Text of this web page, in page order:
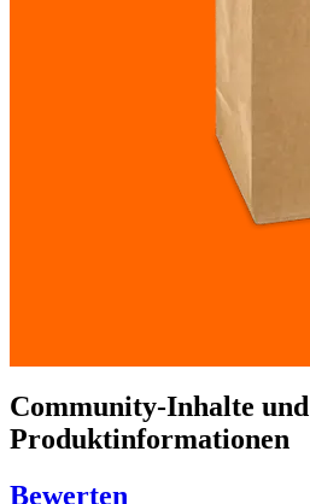
Community-Inhalte und
Produktinformationen
Bewerten